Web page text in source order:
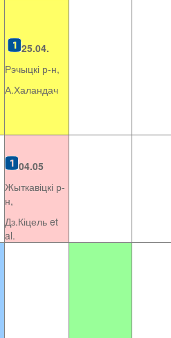
25.04.
Рэчыцкі р-н,
А.Халандач
04.05
Жыткавіцкі р-
н,
Дз.Кіцель et
al.